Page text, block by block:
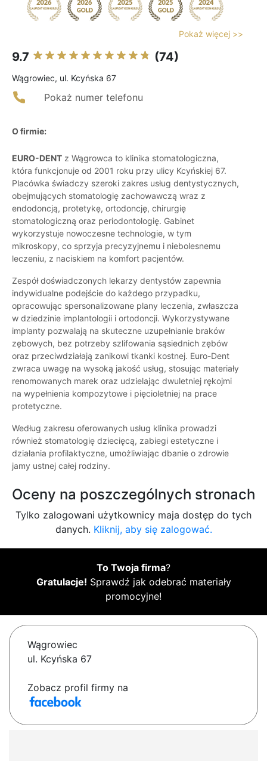
Pokaż więcej >>
9.7 (74)
Wągrowiec, ul. Kcyńska 67
Pokaż numer telefonu
O firmie:
EURO-DENT z Wągrowca to klinika stomatologiczna,
która funkcjonuje od 2001 roku przy ulicy Kcyńskiej 67.
Placówka świadczy szeroki zakres usług dentystycznych,
obejmujących stomatologię zachowawczą wraz z
endodoncją, protetykę, ortodoncję, chirurgię
stomatologiczną oraz periodontologię. Gabinet
wykorzystuje nowoczesne technologie, w tym
mikroskopy, co sprzyja precyzyjnemu i niebolesnemu
leczeniu, z naciskiem na komfort pacjentów.
Zespół doświadczonych lekarzy dentystów zapewnia
indywidualne podejście do każdego przypadku,
opracowując spersonalizowane plany leczenia, zwłaszcza
w dziedzinie implantologii i ortodoncji. Wykorzystywane
implanty pozwalają na skuteczne uzupełnianie braków
zębowych, bez potrzeby szlifowania sąsiednich zębów
oraz przeciwdziałają zanikowi tkanki kostnej. Euro-Dent
zwraca uwagę na wysoką jakość usług, stosując materiały
renomowanych marek oraz udzielając dwuletniej rękojmi
na wypełnienia kompozytowe i pięcioletniej na prace
protetyczne.
Według zakresu oferowanych usług klinika prowadzi
również stomatologię dziecięcą, zabiegi estetyczne i
działania profilaktyczne, umożliwiając dbanie o zdrowie
jamy ustnej całej rodziny.
Oceny na poszczególnych stronach
Tylko zalogowani użytkownicy maja dostęp do tych
danych. Kliknij, aby się zalogować.
To Twoja firma?
Gratulacje! Sprawdź jak odebrać materiały
promocyjne!
Wągrowiec
ul. Kcyńska 67
Zobacz profil firmy na